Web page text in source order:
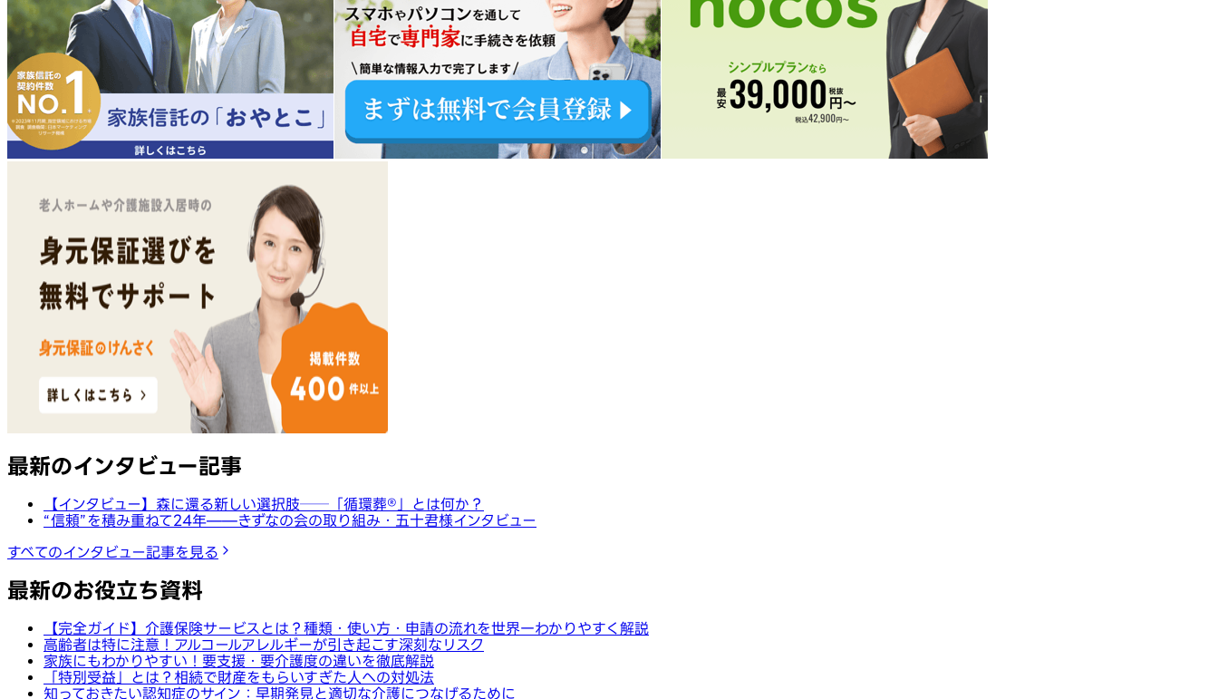
最新のインタビュー記事
【インタビュー】森に還る新しい選択肢──「循環葬®︎」とは何か？
“信頼”を積み重ねて24年——きずなの会の取り組み・五十君様インタビュー
すべてのインタビュー記事を見る
最新のお役立ち資料
【完全ガイド】介護保険サービスとは？種類・使い方・申請の流れを世界一わかりやすく解説
高齢者は特に注意！アルコールアレルギーが引き起こす深刻なリスク
家族にもわかりやすい！要支援・要介護度の違いを徹底解説
「特別受益」とは？相続で財産をもらいすぎた人への対処法
知っておきたい認知症のサイン：早期発見と適切な介護につなげるために